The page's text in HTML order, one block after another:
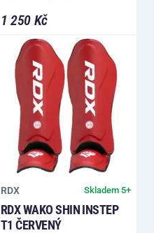
1 250 Kč
RDX Skladem 5+
RDX WAKO SHIN INSTEP
T1 ČERVENÝ